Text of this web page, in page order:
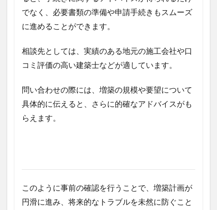
でなく、必要書類の準備や申請手続きもスムーズ
に進めることができます。
相談先としては、実績のある地元の施工会社や口
コミ評価の高い建築士などが適しています。
問い合わせの際には、増築の規模や要望について
具体的に伝えると、さらに的確なアドバイスがも
らえます。
このように事前の確認を行うことで、増築計画が
円滑に進み、将来的なトラブルを未然に防ぐこと